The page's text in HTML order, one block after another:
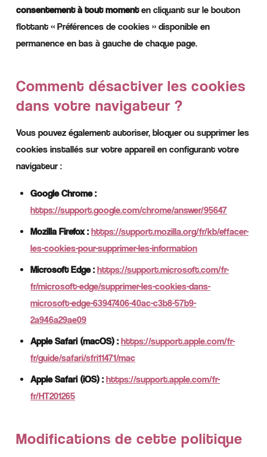
consentement à tout momenten cliquant sur le bouton
flottant « Préférences de cookies » disponible en
permanence en bas à gauche de chaque page.
Comment désactiver les cookies
dans votre navigateur ?
Vous pouvez également autoriser, bloquer ou supprimer les
cookies installés sur votre appareil en configurant votre
navigateur :
Google Chrome :
https://support.google.com/chrome/answer/95647
Mozilla Firefox : https://support.mozilla.org/fr/kb/effacer-
les-cookies-pour-supprimer-les-information
Microsoft Edge : https://support.microsoft.com/fr-
fr/microsoft-edge/supprimer-les-cookies-dans-
microsoft-edge-63947406-40ac-c3b8-57b9-
2a946a29ae09
Apple Safari (macOS) : https://support.apple.com/fr-
fr/guide/safari/sfri11471/mac
Apple Safari (iOS) : https://support.apple.com/fr-
fr/HT201265
Modifications de cette politique